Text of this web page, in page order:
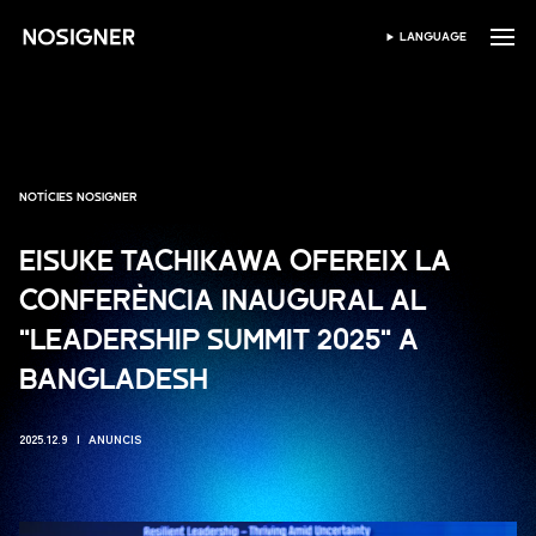
INICI SELECCIONAR IDIOMA
LANGUAGE
NOTÍCIES NOSIGNER
EISUKE TACHIKAWA OFEREIX LA
CONFERÈNCIA INAUGURAL AL
"LEADERSHIP SUMMIT 2025" A
BANGLADESH
2025.12.9 ANUNCIS